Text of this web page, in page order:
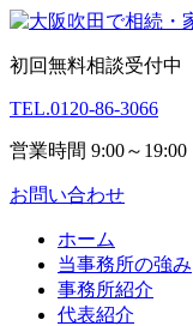
初回無料相談受付中
TEL.0120-86-3066
営業時間 9:00～19:00
お問い合わせ
ホーム
当事務所の強み
事務所紹介
代表紹介